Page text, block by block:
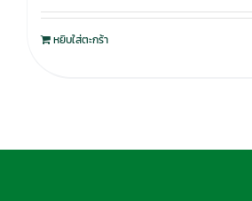
หยิบใส่ตะกร้า